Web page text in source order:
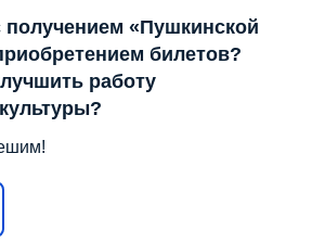
«Пушкинской
билетов?
работу